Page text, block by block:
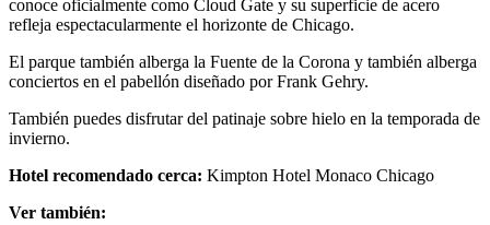
conoce oficialmente como Cloud Gate y su superficie de acero
refleja espectacularmente el horizonte de Chicago.
El parque también alberga la Fuente de la Corona y también alberga
conciertos en el pabellón diseñado por Frank Gehry.
También puedes disfrutar del patinaje sobre hielo en la temporada de
invierno.
Hotel recomendado cerca: Kimpton Hotel Monaco Chicago
Ver también: